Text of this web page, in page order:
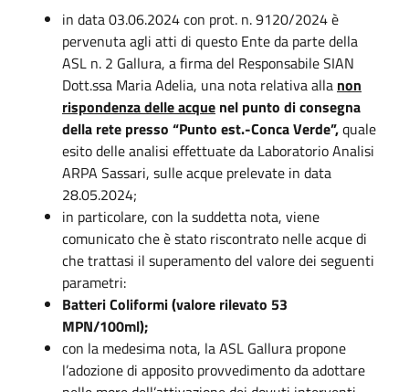
in data 03.06.2024 con prot. n. 9120/2024 è
pervenuta agli atti di questo Ente da parte della
ASL n. 2 Gallura, a firma del Responsabile SIAN
Dott.ssa Maria Adelia, una nota relativa alla non
rispondenza delle acque nel punto di consegna
della rete presso “Punto est.-Conca Verde”,quale
esito delle analisi effettuate da Laboratorio Analisi
ARPA Sassari, sulle acque prelevate in data
28.05.2024;
in particolare, con la suddetta nota, viene
comunicato che è stato riscontrato nelle acque di
che trattasi il superamento del valore dei seguenti
parametri:
Batteri Coliformi (valore rilevato 53
MPN/100ml);
con la medesima nota, la ASL Gallura propone
l’adozione di apposito provvedimento da adottare